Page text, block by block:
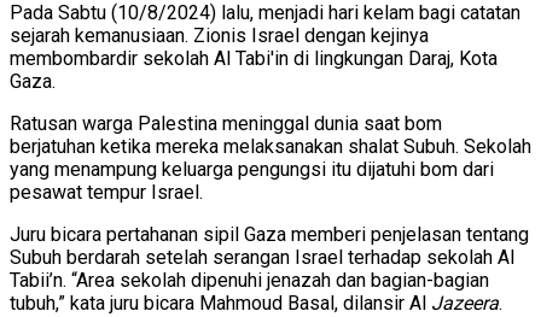
Pada Sabtu (10/8/2024) lalu, menjadi hari kelam bagi catatan
sejarah kemanusiaan. Zionis Israel dengan kejinya
membombardir sekolah Al Tabi'in di lingkungan Daraj, Kota
Gaza.
Ratusan warga Palestina meninggal dunia saat bom
berjatuhan ketika mereka melaksanakan shalat Subuh. Sekolah
yang menampung keluarga pengungsi itu dijatuhi bom dari
pesawat tempur Israel.
Juru bicara pertahanan sipil Gaza memberi penjelasan tentang
Subuh berdarah setelah serangan Israel terhadap sekolah Al
Tabii’n. “Area sekolah dipenuhi jenazah dan bagian-bagian
tubuh,” kata juru bicara Mahmoud Basal, dilansir Al Jazeera.